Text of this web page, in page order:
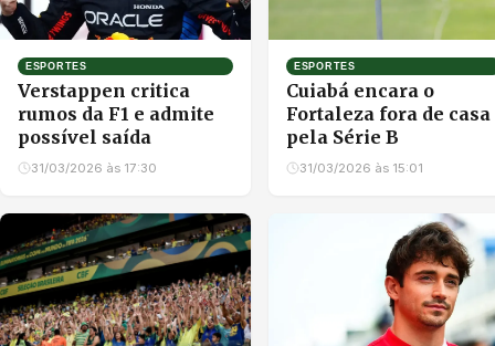
ESPORTES
Verstappen critica
rumos da F1 e admite
possível saída
31/03/2026 às 17:30
ESPORTES
Cuiabá encara o
Fortaleza fora de casa
pela Série B
31/03/2026 às 15:01